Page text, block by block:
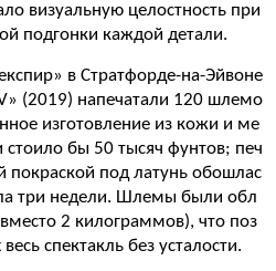
визуальную целостность при
подгонки каждой детали.
в Стратфорде-на-Эйвоне
(2019) напечатали 120 шлемо
изготовление из кожи и ме
бы 50 тысяч фунтов; печ
под латунь обошлас
три недели. Шлемы были обл
2 килограммов), что поз
спектакль без усталости.